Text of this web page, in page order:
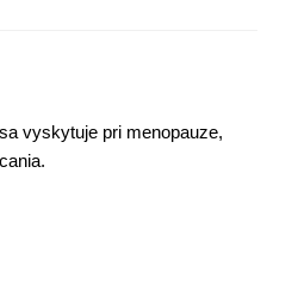
vyskytuje pri menopauze,